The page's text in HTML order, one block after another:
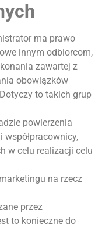
ma prawo
innym odbiorcom,
zawartej z
obowiązków
to takich grup
powierzenia
w celu realizacji celu
na rzecz
przez
to konieczne do